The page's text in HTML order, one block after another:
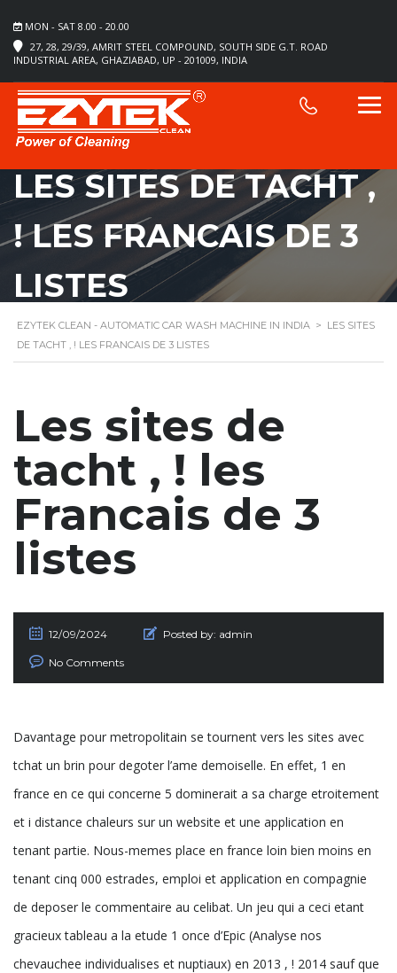
MON - SAT 8.00 - 20.00
27, 28, 29/39, AMRIT STEEL COMPOUND, SOUTH SIDE G.T. ROAD
INDUSTRIAL AREA, GHAZIABAD, UP - 201009, INDIA
LES SITES DE TACHT ,
! LES FRANCAIS DE 3
LISTES
EZYTEK CLEAN - AUTOMATIC CAR WASH MACHINE IN INDIA > LES SITES
DE TACHT , ! LES FRANCAIS DE 3 LISTES
Les sites de
tacht , ! les
Francais de 3
listes
12/09/2024 Posted by: admin
No Comments
Davantage pour metropolitain se tournent vers les sites avec
tchat un brin pour degoter l’ame demoiselle. En effet, 1 en
france en ce qui concerne 5 dominerait a sa charge etroitement
et i distance chaleurs sur un website et une application en
tenant partie. Nous-memes place en france loin bien moins en
tenant cinq 000 estrades, emploi et application en compagnie
de deposer le commentaire au celibat. Un jeu qui a ceci etant
gracieux tableau a la etude 1 once d’Epic (Analyse nos
chevauchee individualises et nuptiaux) en 2013 , ! 2014 sauf que